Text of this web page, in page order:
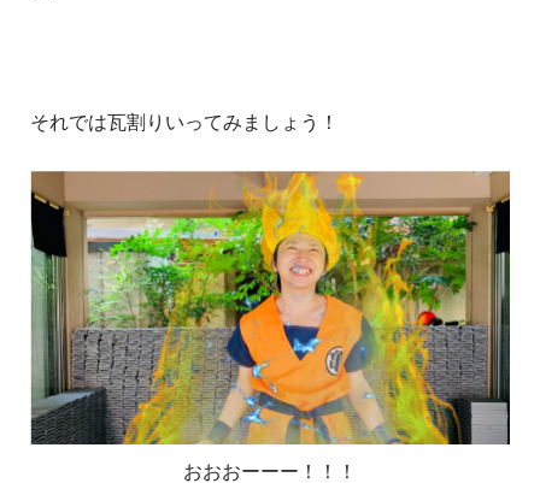
それでは瓦割りいってみましょう！
おおおーーー！！！